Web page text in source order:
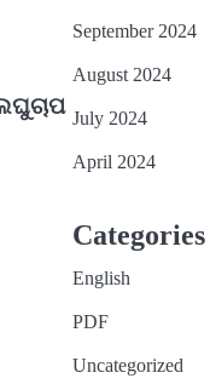
September 2024
August 2024
July 2024
April 2024
Categories
English
PDF
Uncategorized